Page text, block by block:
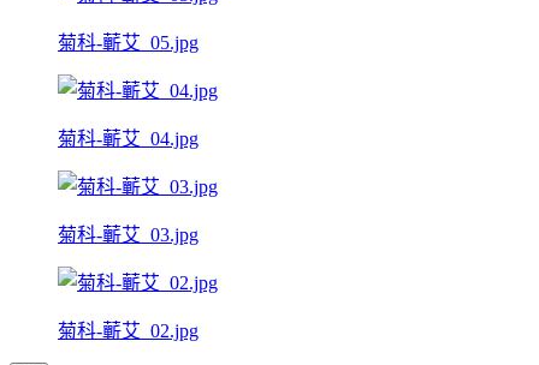
菊科-蘄艾_05.jpg
菊科-蘄艾_04.jpg
菊科-蘄艾_03.jpg
菊科-蘄艾_02.jpg